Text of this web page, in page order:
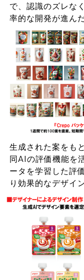
で、認識のズレな
率的な開発が進んだ
生成された案をも
同AIの評価機能を
ータを学習した評
り効果的なデザイ